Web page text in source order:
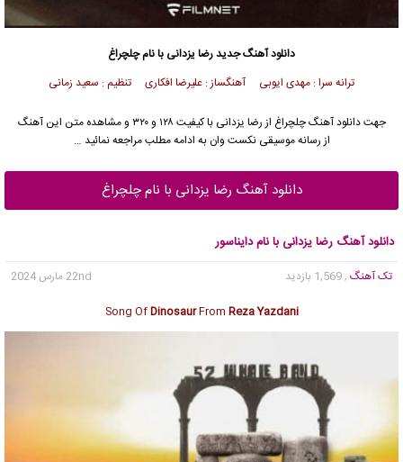
دانلود آهنگ جدیدرضا یزدانی با نام چلچراغ
ترانه سرا : مهدی ایوبی آهنگساز : علیرضا افکاری تنظیم : سعید زمانی
جهت دانلود آهنگ چلچراغ از رضا یزدانی
با کیفیت ۱۲۸ و ۳۲۰ و مشاهده متن این آهنگ
از رسانه موسیقی نکست وان به ادامه مطلب مراجعه نمائید …
دانلود آهنگ رضا یزدانی با نام چلچراغ
دانلود آهنگ رضا یزدانی با نام دایناسور
تک آهنگ , 1,569 بازدید
22nd مارس 2024
Song OfDinosaurFrom Reza Yazdani